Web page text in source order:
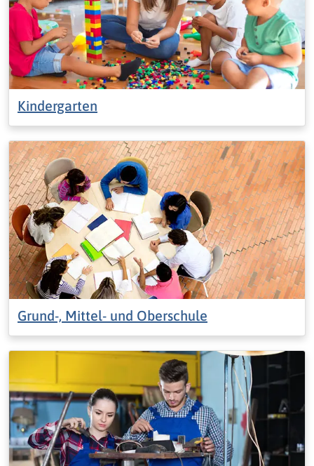
Kindergarten
Grund-, Mittel- und Oberschule